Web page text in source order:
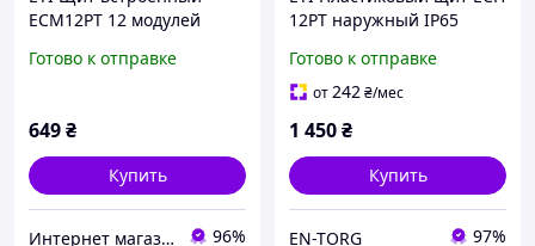
ECМ12PT 12 модулей
Готово к отправке
649₴
Купить
Интернет магазин GSM-V 96%
12PT наружный IP65
Готово к отправке
от242₴/мес
1 450₴
Купить
EN-TORG 97%